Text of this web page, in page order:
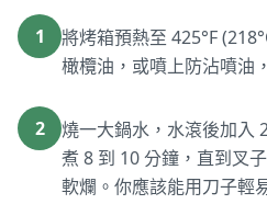
1
將烤箱預熱至 425°F
橄欖油，或噴上防沾噴油
2
燒一大鍋水，水滾後加入
煮 8 到 10 分鐘，直到叉
軟爛。你應該能用刀子輕